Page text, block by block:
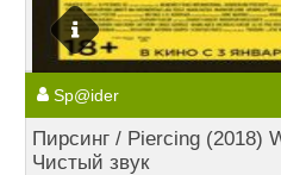
Sp@ider
Пирсинг / Piercing (2018)
Чистый звук